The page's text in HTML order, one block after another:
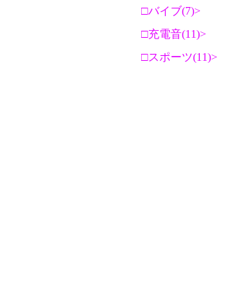
バイブ(7)
充電音(11)
スポーツ(11)